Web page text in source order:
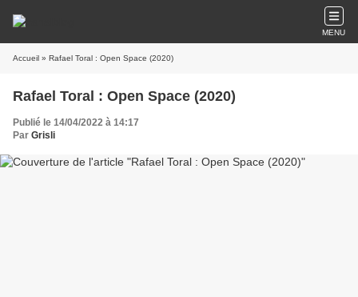
MENU
Accueil » Rafael Toral : Open Space (2020)
Rafael Toral : Open Space (2020)
Publié le 14/04/2022 à 14:17
Par Grisli